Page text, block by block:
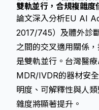
雙軌並行，合規複雜度
論文深入分析EU AI
2017/745）及體外診
之間的交叉適用關係
是雙軌並行。台灣醫
MDR/IVDR的器材安
明度、可解釋性與人
雜度將顯著提升。